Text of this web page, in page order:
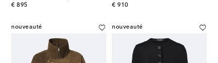
€ 895
original price
€ 910
original price
nouveauté nouveauté